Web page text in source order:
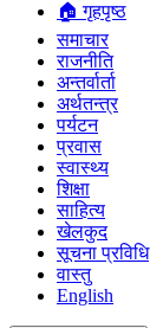
🏠 गृहपृष्ठ
समाचार
राजनीति
अन्तर्वार्ता
अर्थतन्त्र
पर्यटन
प्रवास
स्वास्थ्य
शिक्षा
साहित्य
खेलकुद
सूचना प्रविधि
वास्तु
English